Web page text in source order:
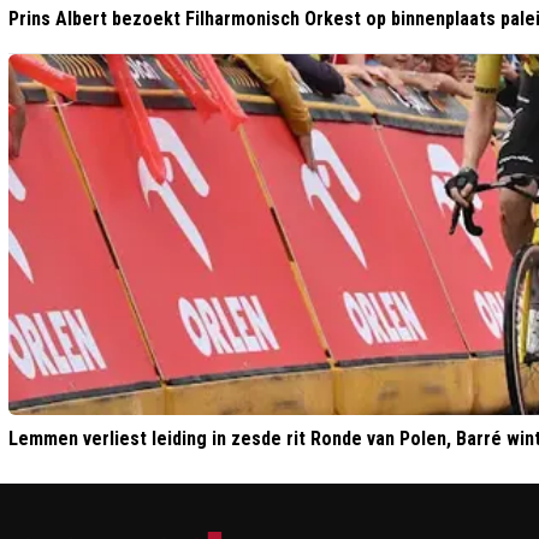
Prins Albert bezoekt Filharmonisch Orkest op binnenplaats
Lemmen verliest leiding in zesde rit Ronde van Polen, Barré